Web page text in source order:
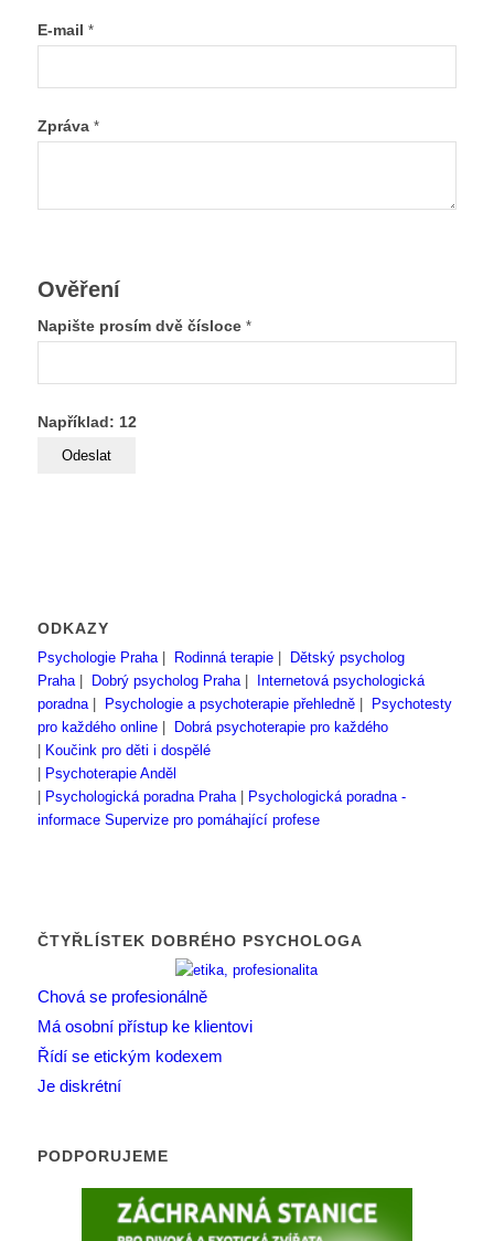
E-mail *
Zpráva *
Ověření
Napište prosím dvě čísloce *
Například: 12
ODKAZY
Psychologie Praha| Rodinná terapie|
Dětský psycholog
Praha| Dobrý psycholog Praha|
Internetová psychologická
poradna| Psychologie a psychoterapie přehledně|
Psychotesty
pro každého online|
Dobrá psychoterapie pro každého
Koučink pro děti i dospělé
Psychoterapie Anděl
Psychologická poradna Praha|
Psychologická poradna -
informace Supervize pro pomáhající profese
ČTYŘLÍSTEK DOBRÉHO PSYCHOLOGA
Chová se profesionálně
Má osobní přístup ke klientovi
Řídí se etickým kodexem
Je diskrétní
PODPORUJEME